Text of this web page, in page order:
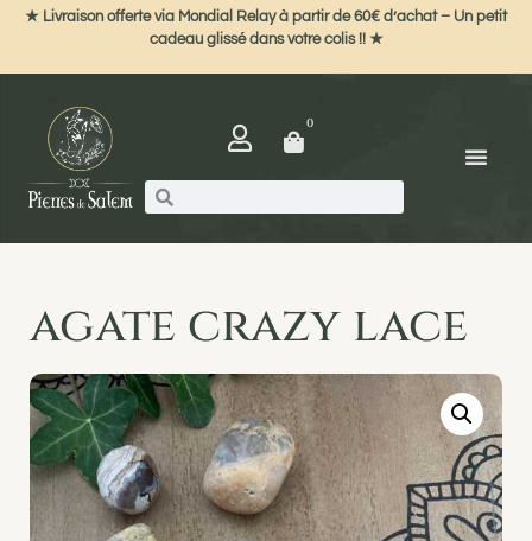
★ Livraison offerte via Mondial Relay à partir de 60€ d’achat – Un petit
cadeau glissé dans votre colis !! ★
0
agate crazy lace